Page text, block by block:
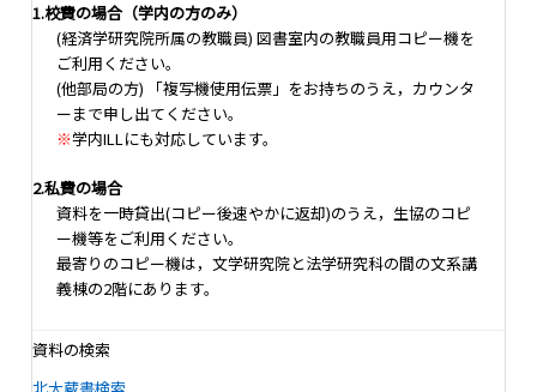
1.校費の場合（学内の方のみ）
(経済学研究院所属の教職員) 図書室内の教職員用コピー機を
ご利用ください。
(他部局の方) 「複写機使用伝票」をお持ちのうえ，カウンタ
ーまで申し出てください。
※学内ILLにも対応しています。
2.私費の場合
資料を一時貸出(コピー後速やかに返却)のうえ，生協のコピ
ー機等をご利用ください。
最寄りのコピー機は，文学研究院と法学研究科の間の文系講
義棟の2階にあります。
資料の検索
北大蔵書検索